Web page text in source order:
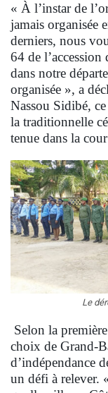
« À l’instar de
jamais organisée
derniers, nous
64 de
dans notre
organisée », a
Nassou Sidibé,
la traditionnelle
tenue dans la
Le
Selon la
choix de Grand-
d’indépendance
un défi à relever.